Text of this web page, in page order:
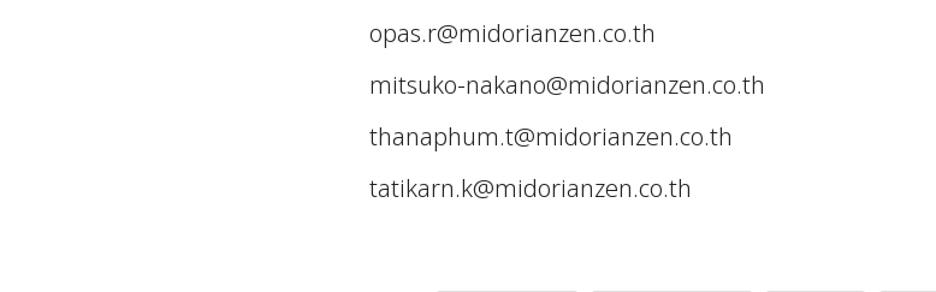
opas.r@midorianzen.co.th
mitsuko-nakano@midorianzen.co.th
thanaphum.t@midorianzen.co.th
tatikarn.k@midorianzen.co.th